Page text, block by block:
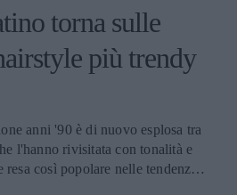
torna sulle
più trendy
anni '90 è di nuovo esplosa tra
l'hanno rivisitata con tonalità e
così popolare nelle tendenze